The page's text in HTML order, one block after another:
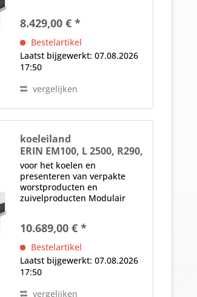
Basisversie zonder plexiglas
zijpanelen (speciale
accessoire) Elektronische...
8.429,00 € *
Bestelartikel
Laatst bijgewerkt: 07.08.2026
17:50
vergelijken
koeleiland
ERIN EM100, L 2500, R290,
nachtblind
voor het koelen en
presenteren van verpakte
worstproducten en
zuivelproducten Modulair
Basisversie zonder plexiglas
zijpanelen (speciale
accessoire) Elektronische...
10.689,00 € *
Bestelartikel
Laatst bijgewerkt: 07.08.2026
17:50
vergelijken